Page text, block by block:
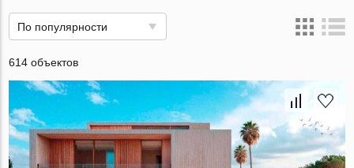
По популярности
614 объектов